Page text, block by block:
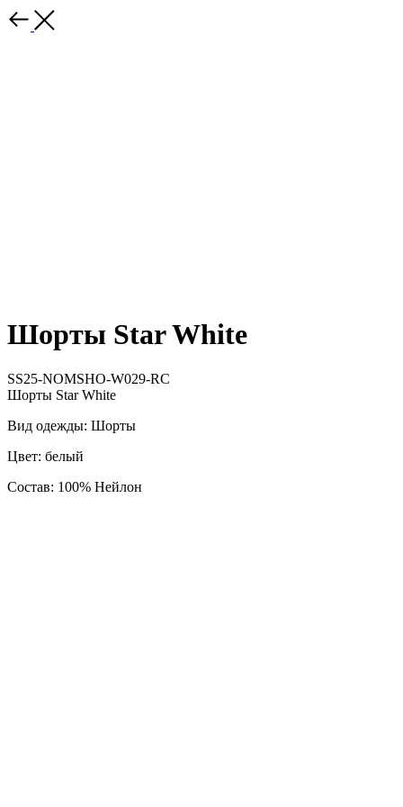
Шорты Star White
SS25-NOMSHO-W029-RC
Шорты Star White
Вид одежды: Шорты
Цвет: белый
Состав: 100% Нейлон